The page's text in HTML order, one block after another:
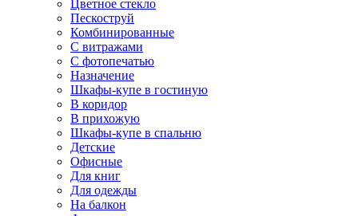
Цветное стекло
Пескоструй
Комбинированные
С витражами
С фотопечатью
Назначение
Шкафы-купе в гостиную
В коридор
В прихожую
Шкафы-купе в спальню
Детские
Офисные
Для книг
Для одежды
На балкон